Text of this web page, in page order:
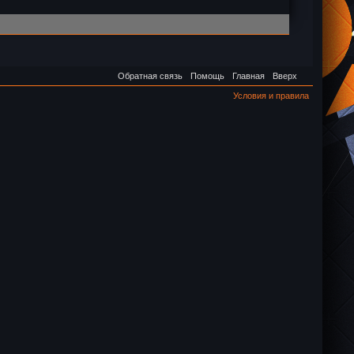
Обратная связь Помощь Главная Вверх
Условия и правила